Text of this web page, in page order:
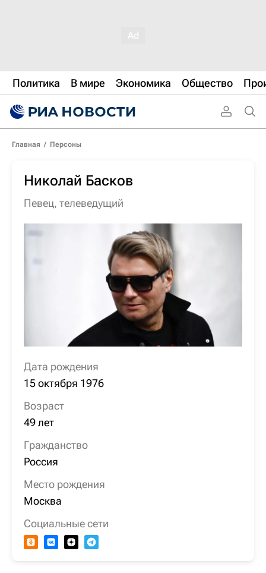
Политика В мире Экономика Общество
Главная / Персоны
Николай Басков
певец, телеведущий
Дата рождения
15 октября 1976
Возраст
49 лет
Гражданство
Россия
Место рождения
Москва
Социальные сети